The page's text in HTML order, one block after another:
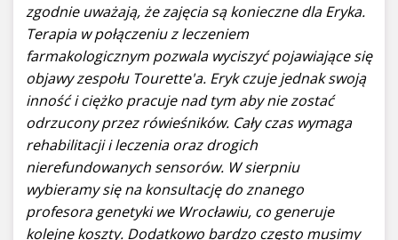
zgodnie uważają, że zajęcia są konieczne dla Eryka.
Terapia w połączeniu z leczeniem
farmakologicznym pozwala wyciszyć pojawiające się
objawy zespołu Tourette'a. Eryk czuje jednak swoją
inność i ciężko pracuje nad tym aby nie zostać
odrzucony przez rówieśników. Cały czas wymaga
rehabilitacji i leczenia oraz drogich
nierefundowanych sensorów. W sierpniu
wybieramy się na konsultację do znanego
profesora genetyki we Wrocławiu, co generuje
kolejne koszty. Dodatkowo bardzo często musimy